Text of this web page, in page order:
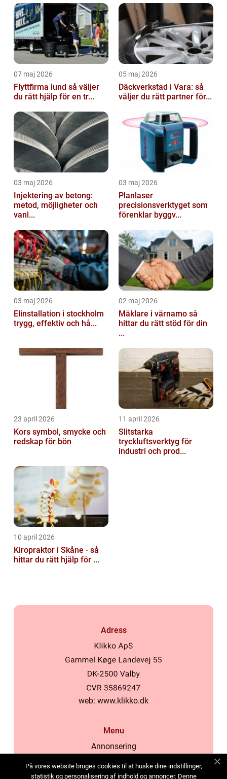
07 maj 2026
Flyttfirma lund så väljer
du rätt hjälp för en tr...
05 maj 2026
Däckverkstad i Vara: så
väljer du rätt partner för...
03 maj 2026
Injektering av betong:
metod, möjligheter och
vanl...
03 maj 2026
Planlaser
precisionsverktyget som
förenklar byggv...
03 maj 2026
Elinstallation i stockholm
trygg, effektiv och hå...
02 maj 2026
Mäklare i värnamo så
hittar du rätt stöd för din
...
23 april 2026
Kors symbol, smycke och
redskap för bön
11 april 2026
Slitstarka
tryckluftsverktyg för
industri och prod...
10 april 2026
Kiropraktor i Skåne - så
hittar du rätt hjälp för ...
Adress
web: www.klikko.dk
Menu
Annonsering
Cookies
På vores website bruges cookies til at huske dine indstillinger,
statistik og personalisering af indhold og annoncer. Denne